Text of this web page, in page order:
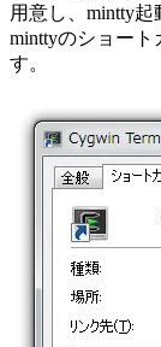
用意し、mintty
minttyのショー
す。